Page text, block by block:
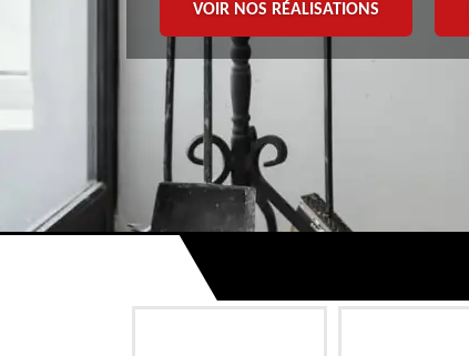
VOIR NOS RÉALISATIONS